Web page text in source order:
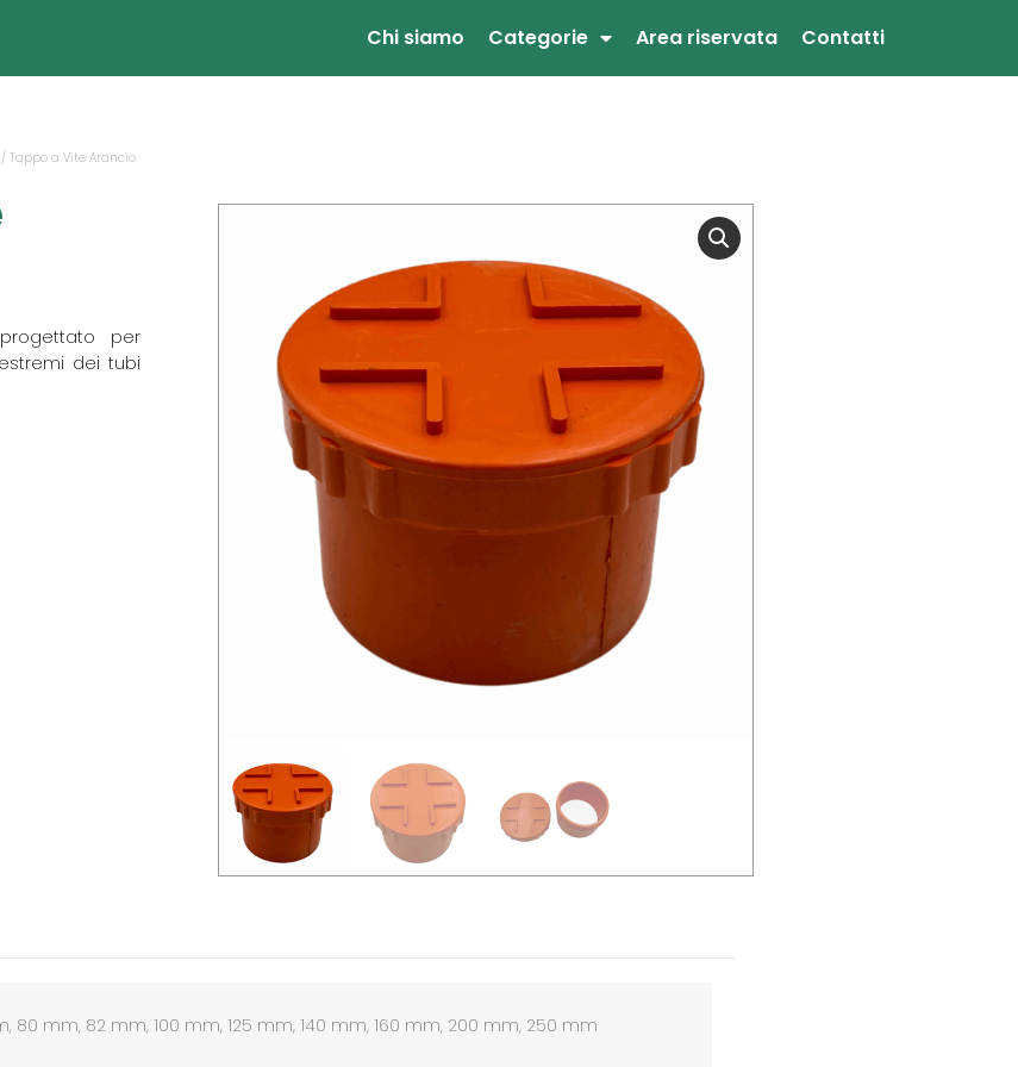
Chi siamo Categorie Area riservata Contatti
/ Tappo a Vite Arancio
per
dei tubi
80 mm, 82 mm, 100 mm, 125 mm, 140 mm, 160 mm, 200 mm, 250 mm